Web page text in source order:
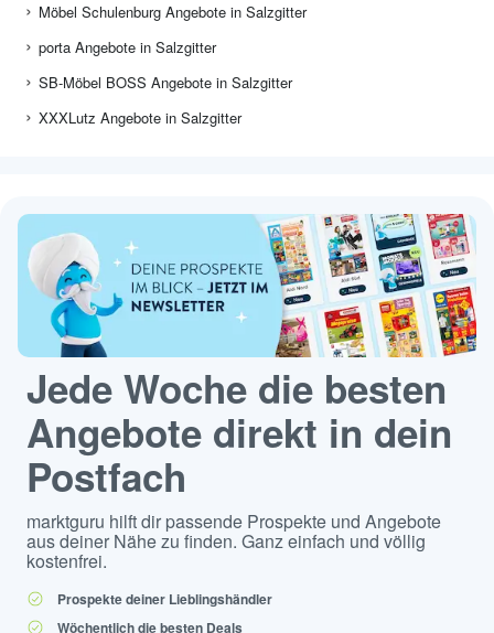
Möbel Schulenburg Angebote in Salzgitter
porta Angebote in Salzgitter
SB-Möbel BOSS Angebote in Salzgitter
XXXLutz Angebote in Salzgitter
Jede Woche die besten
Angebote direkt in dein
Postfach
marktguru hilft dir passende Prospekte und Angebote
aus deiner Nähe zu finden. Ganz einfach und völlig
kostenfrei.
Prospekte deiner Lieblingshändler
Wöchentlich die besten Deals